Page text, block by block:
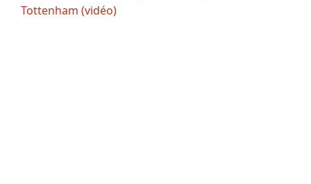
Tottenham (vidéo)